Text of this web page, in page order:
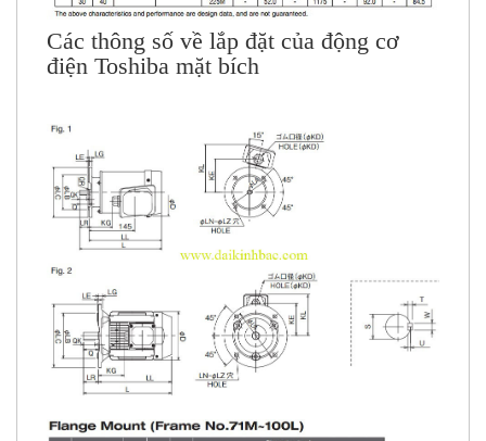
Các thông số về lắp đặt của động cơ
điện Toshiba mặt bích